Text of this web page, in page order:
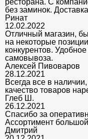
без заминок.
Ринат
12.02.2022
Отличный магазин,
на некоторые
конкурентов.
самовывоза.
Алексей Пивоваров
28.12.2021
Всегда все в
качество товаров
Глеб Ш.
26.12.2021
Спасибо за
Ассортимент
Дмитрий